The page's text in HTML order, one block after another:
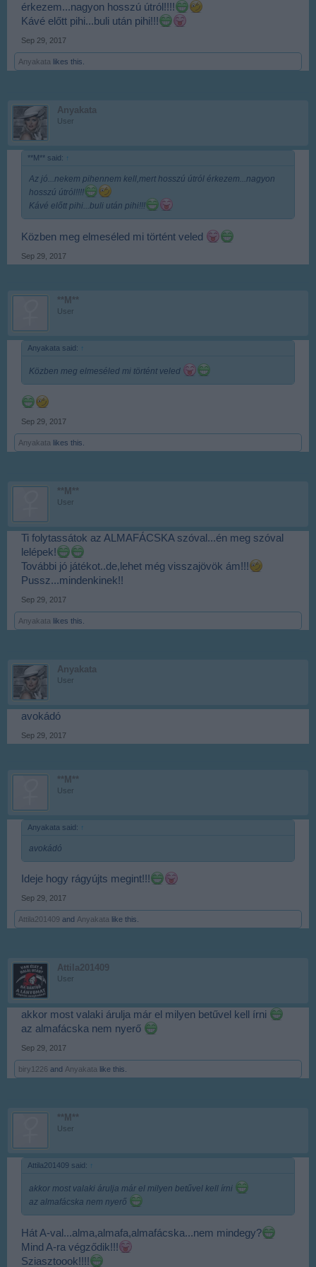
érkezem...nagyon hosszú útról!!!!
Kávé előtt pihi...buli után pihi!!!
Sep 29, 2017
Anyakata likes this.
Anyakata
User
**M** said: ↑
Az jó...nekem pihennem kell,mert hosszú útról érkezem...nagyon
hosszú útról!!!!
Kávé előtt pihi...buli után pihi!!!
Közben meg elmeséled mi történt veled
Sep 29, 2017
**M**
User
Anyakata said: ↑
Közben meg elmeséled mi történt veled
Sep 29, 2017
Anyakata likes this.
**M**
User
Ti folytassátok az ALMAFÁCSKA szóval...én meg szóval
lelépek!
További jó játékot..de,lehet még visszajövök ám!!!
Pussz...mindenkinek!!
Sep 29, 2017
Anyakata likes this.
Anyakata
User
avokádó
Sep 29, 2017
**M**
User
Anyakata said: ↑
avokádó
Ideje hogy rágyújts megint!!!
Sep 29, 2017
Attila201409 and Anyakata like this.
Attila201409
User
akkor most valaki árulja már el milyen betűvel kell írni
az almafácska nem nyerő
Sep 29, 2017
biry1226 and Anyakata like this.
**M**
User
Attila201409 said: ↑
akkor most valaki árulja már el milyen betűvel kell írni
az almafácska nem nyerő
Hát A-val...alma,almafa,almafácska...nem mindegy?
Mind A-ra végződik!!!
Sziasztoook!!!!